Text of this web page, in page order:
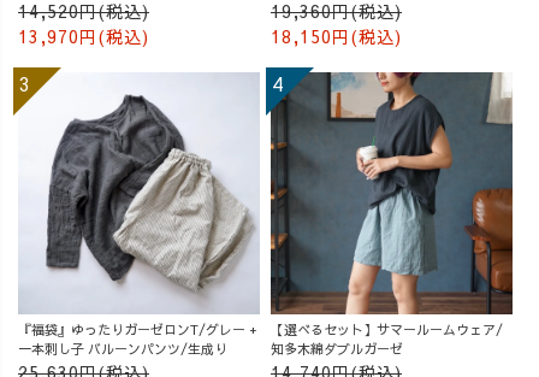
14,520円(税込)
13,970円(税込)
19,360円(税込)
18,150円(税込)
『福袋』ゆったりガーゼロンT/グレー +
一本刺し子 バルーンパンツ/生成り
25,630円(税込)
【選べるセット】サマールームウェア/
知多木綿ダブルガーゼ
14,740円(税込)